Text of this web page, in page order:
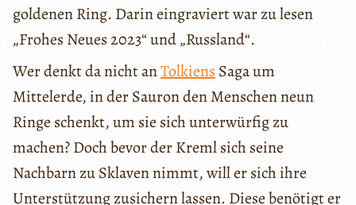
goldenen Ring. Darin eingraviert war zu lesen
„Frohes Neues 2023“ und „Russland“.
Wer denkt da nicht anTolkiens Saga um
Mittelerde, in der Sauron den Menschen neun
Ringe schenkt, um sie sich unterwürfig zu
machen? Doch bevor der Kreml sich seine
Nachbarn zu Sklaven nimmt, will er sich ihre
Unterstützung zusichern lassen. Diese benötigt er